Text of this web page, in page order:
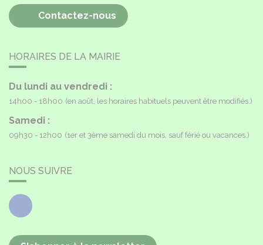
Contactez-nous
HORAIRES DE LA MAIRIE
Du lundi au vendredi :
14h00 - 18h00 (en août, les horaires habituels peuvent être modifiés.)
Samedi :
09h30 - 12h00 (1er et 3ème samedi du mois, sauf férié ou vacances.)
NOUS SUIVRE
Facebook